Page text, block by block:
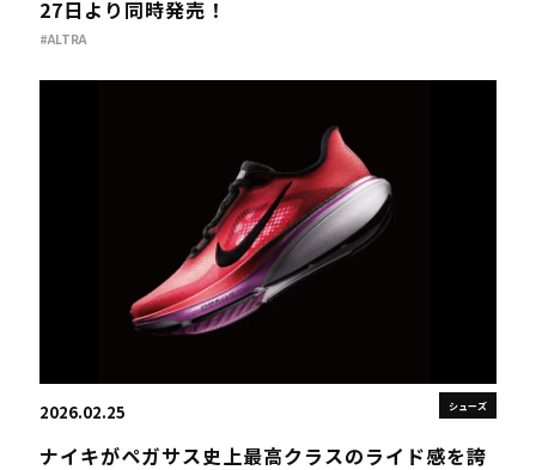
27⽇より同時発売！
#ALTRA
シューズ
2026.02.25
ナイキがペガサス史上最高クラスのライド感を誇